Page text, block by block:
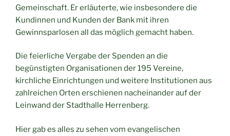
Gemeinschaft. Er erläuterte, wie insbesondere die
Kundinnen und Kunden der Bank mit ihren
Gewinnsparlosen all das möglich gemacht haben.
Die feierliche Vergabe der Spenden an die
begünstigten Organisationen der 195 Vereine,
kirchliche Einrichtungen und weitere Institutionen aus
zahlreichen Orten erschienen nacheinander auf der
Leinwand der Stadthalle Herrenberg.
Hier gab es alles zu sehen vom evangelischen